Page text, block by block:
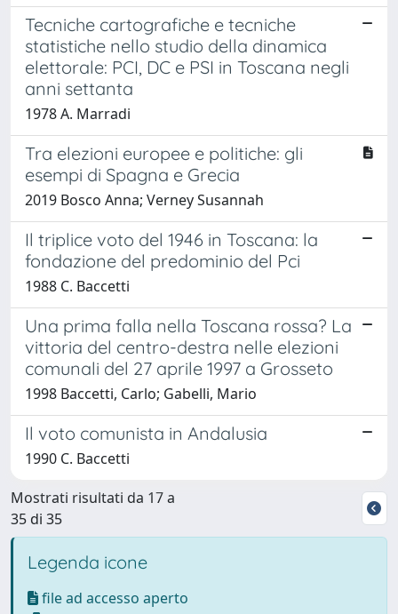
Tecniche cartografiche e tecniche
statistiche nello studio della dinamica
elettorale: PCI, DC e PSI in Toscana negli
anni settanta
1978 A. Marradi
Tra elezioni europee e politiche: gli
esempi di Spagna e Grecia
2019 Bosco Anna; Verney Susannah
Il triplice voto del 1946 in Toscana: la
fondazione del predominio del Pci
1988 C. Baccetti
Una prima falla nella Toscana rossa? La
vittoria del centro-destra nelle elezioni
comunali del 27 aprile 1997 a Grosseto
1998 Baccetti, Carlo; Gabelli, Mario
Il voto comunista in Andalusia
1990 C. Baccetti
Mostrati risultati da 17 a
35 di 35
Legenda icone
file ad accesso aperto